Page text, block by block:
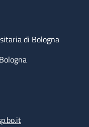
di Bologna